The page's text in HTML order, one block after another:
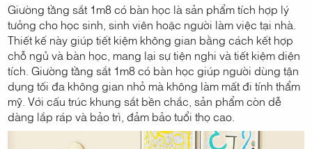
Giường tầng sắt 1m8 có bàn học là sản phẩm tích hợp lý
tưởng cho học sinh, sinh viên hoặc người làm việc tại nhà.
Thiết kế này giúp tiết kiệm không gian bằng cách kết hợp
chỗ ngủ và bàn học, mang lại sự tiện nghi và tiết kiệm diện
tích. Giường tầng sắt 1m8 có bàn học giúp người dùng tận
dụng tối đa không gian nhỏ mà không làm mất đi tính thẩm
mỹ. Với cấu trúc khung sắt bền chắc, sản phẩm còn dễ
dàng lắp ráp và bảo trì, đảm bảo tuổi thọ cao.